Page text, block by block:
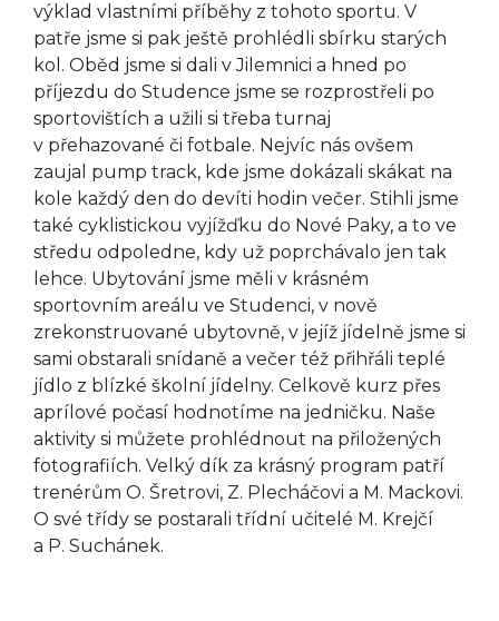
výklad vlastními příběhy z tohoto sportu. V
patře jsme si pak ještě prohlédli sbírku starých
kol. Oběd jsme si dali v Jilemnici a hned po
příjezdu do Studence jsme se rozprostřeli po
sportovištích a užili si třeba turnaj
v přehazované či fotbale. Nejvíc nás ovšem
zaujal pump track, kde jsme dokázali skákat na
kole každý den do devíti hodin večer. Stihli jsme
také cyklistickou vyjížďku do Nové Paky, a to ve
středu odpoledne, kdy už poprchávalo jen tak
lehce. Ubytování jsme měli v krásném
sportovním areálu ve Studenci, v nově
zrekonstruované ubytovně, v jejíž jídelně jsme si
sami obstarali snídaně a večer též přihřáli teplé
jídlo z blízké školní jídelny. Celkově kurz přes
aprílové počasí hodnotíme na jedničku. Naše
aktivity si můžete prohlédnout na přiložených
fotografiích. Velký dík za krásný program patří
trenérům O. Šretrovi, Z. Plecháčovi a M. Mackovi.
O své třídy se postarali třídní učitelé M. Krejčí
a P. Suchánek.